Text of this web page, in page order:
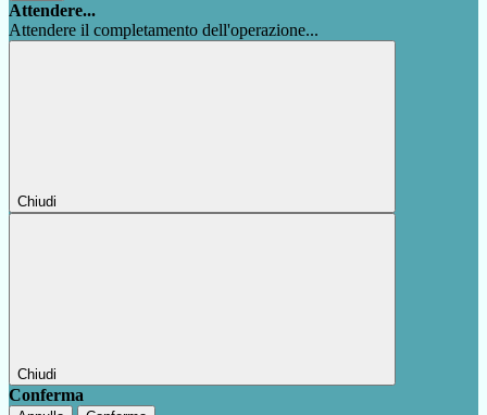
Attendere...
Attendere il completamento dell'operazione...
Chiudi
Chiudi
Conferma